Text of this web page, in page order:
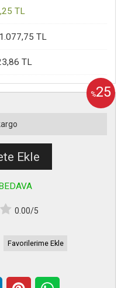
,25 TL
1.077,75 TL
,86 TL
%25
Ekle
0.00/5
Favorilerime Ekle